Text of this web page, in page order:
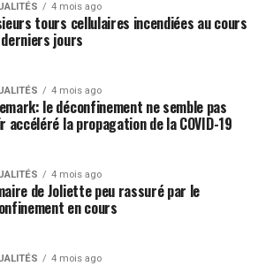
toujours avoir quelques options prêtes
la main comme les fondants de
Biologique : Ils fondent facilement
banane, mangue et fruit de la
banane et fraise.
4 mois ago
tours cellulaires incendiées au cours
jours
4 mois ago
le déconfinement ne semble pas
accéléré la propagation de la COVID-19
4 mois ago
de Joliette peu rassuré par le
en cours
4 mois ago